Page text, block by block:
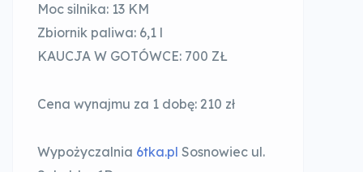
Moc silnika: 13 KM
Zbiornik paliwa: 6,1 l
KAUCJA W GOTÓWCE: 700 ZŁ
Cena wynajmu za 1 dobę: 210 zł
Wypożyczalnia 6tka.pl Sosnowiec ul.